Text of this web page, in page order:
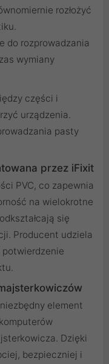
rozłożyć
do rozprowadzania
wymiany
części i
urządzenia.
pasty
przez iFixit
PVC, co zapewnia
na wielokrotne
się
Producent udziela
element
Dzięki
bezpieczniej i